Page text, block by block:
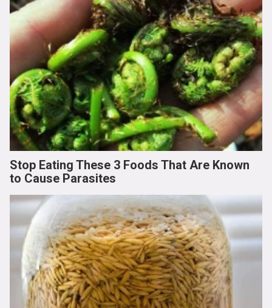
Stop Eating These 3 Foods That Are Known
to Cause Parasites